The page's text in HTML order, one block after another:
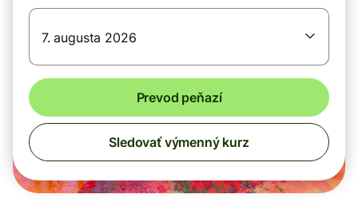
7. augusta 2026
Prevod peňazí
Sledovať výmenný kurz